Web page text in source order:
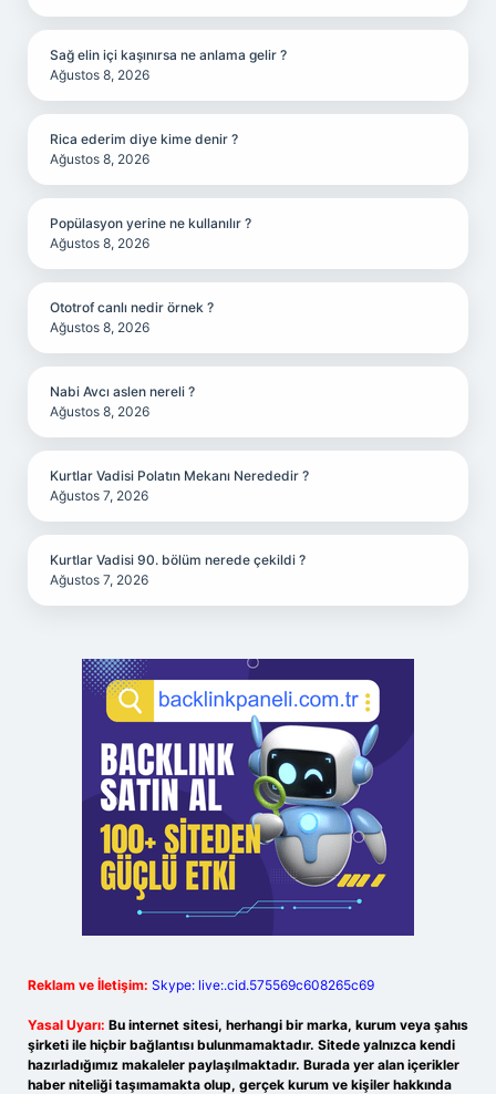
Sağ elin içi kaşınırsa ne anlama gelir ?
Ağustos 8, 2026
Rica ederim diye kime denir ?
Ağustos 8, 2026
Popülasyon yerine ne kullanılır ?
Ağustos 8, 2026
Ototrof canlı nedir örnek ?
Ağustos 8, 2026
Nabi Avcı aslen nereli ?
Ağustos 8, 2026
Kurtlar Vadisi Polatın Mekanı Nerededir ?
Ağustos 7, 2026
Kurtlar Vadisi 90. bölüm nerede çekildi ?
Ağustos 7, 2026
Reklam ve İletişim: Skype: live:.cid.575569c608265c69
Yasal Uyarı: Bu internet sitesi, herhangi bir marka, kurum veya şahıs
şirketi ile hiçbir bağlantısı bulunmamaktadır. Sitede yalnızca kendi
hazırladığımız makaleler paylaşılmaktadır. Burada yer alan içerikler
haber niteliği taşımamakta olup, gerçek kurum ve kişiler hakkında